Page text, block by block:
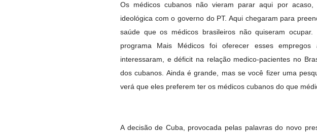
Os médicos cubanos não vieram parar aqui por
ideológica com o governo do PT. Aqui chegaram para
saúde que os médicos brasileiros não quiseram
programa Mais Médicos foi oferecer esses
interessaram, e déficit na relação medico-pacientes no
dos cubanos. Ainda é grande, mas se você fizer uma
verá que eles preferem ter os médicos cubanos do que
A decisão de Cuba, provocada pelas palavras do novo